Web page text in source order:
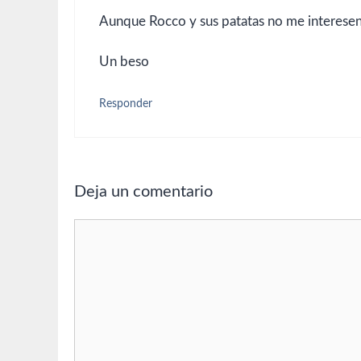
Aunque Rocco y sus patatas no me
Un beso
Responder
Deja un comentario